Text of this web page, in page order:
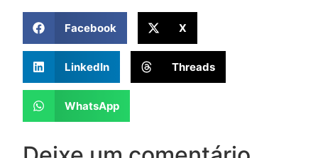
Facebook X
LinkedIn Threads
WhatsApp